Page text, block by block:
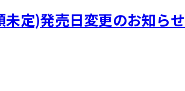
定)発売日変更のお知らせ